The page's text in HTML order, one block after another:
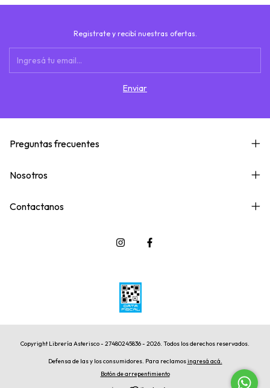
Registrate y recibí nuestras ofertas.
Preguntas frecuentes
Nosotros
Contactanos
Copyright Librería Asterisco - 27480245836 - 2026. Todos los derechos reservados.
Defensa de las y los consumidores. Para reclamosingresá acá.
Botón de arrepentimiento